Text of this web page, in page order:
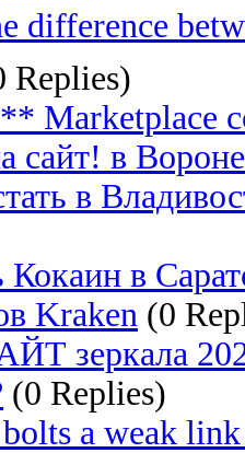
difference
Replies)
сайт! в
в
Кокаин в
Kraken (0
зеркала
(0 Replies)
a weak